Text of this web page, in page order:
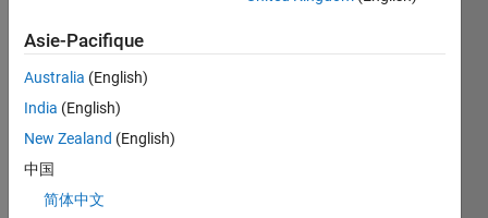
generation
sequencing
DETEQT
excels at
making
calls when
Asie-Pacifique
Australia (English)
India (English)
New Zealand (English)
中国
简体中文